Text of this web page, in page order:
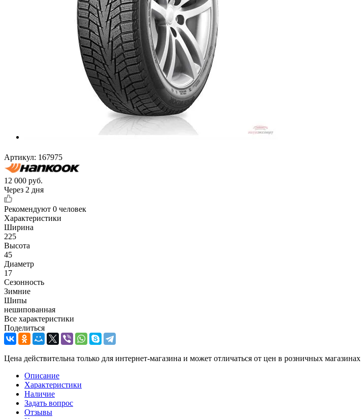
Артикул: 167975
12 000 руб.
Через 2 дня
Рекомендуют 0 человек
Характеристики
Ширина
225
Высота
45
Диаметр
17
Сезонность
Зимние
Шипы
нешипованная
Все характеристики
Поделиться
Цена действительна только для интернет-магазина и может отличаться от цен в розничных магазинах
Описание
Характеристики
Наличие
Задать вопрос
Отзывы